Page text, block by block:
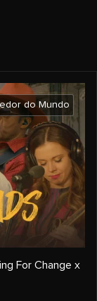
do Mundo
For Change x